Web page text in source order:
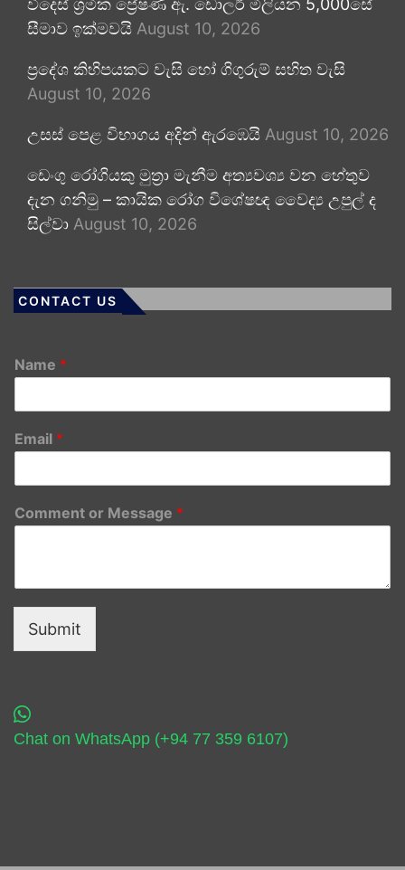
විදෙස් ශ්‍රමික ප්‍රේෂණ ඇ. ඩොලර් මිලියන 5,000සේ
සීමාව ඉක්මවයි August 10, 2026
ප්‍රදේශ කිහිපයකට වැසි හෝ ගිගුරුම් සහිත වැසි
August 10, 2026
උසස් පෙළ විභාගය අදින් ඇරඹෙයි August 10, 2026
ඩෙංගු රෝගියකු ⁣මුත්‍රා මැනීම අත්‍යවශ්‍ය වන හේතුව
දැන ගනිමු – කායික රෝග විශේෂඥ වෛද්‍ය උපුල් ද
සිල්වා August 10, 2026
CONTACT US
Name *
Email *
Comment or Message *
Submit
Chat on WhatsApp (+94 77 359 6107)